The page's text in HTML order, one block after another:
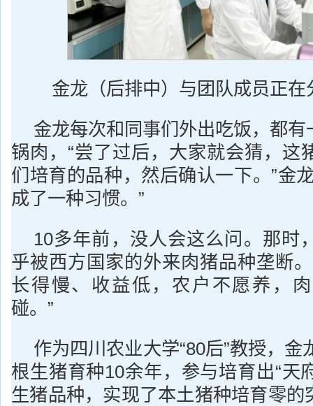
金龙（后排中）与团队成员正在
金龙每次和同事们外出吃饭，都
锅肉，“尝了过后，大家就会猜，这
们培育的品种，然后确认一下。”金
成了一种习惯。”
10多年前，没人会这么问。那时
乎被西方国家的外来肉猪品种垄断
长得慢、收益低，农户不愿养，
碰。”
作为四川农业大学“80后”教授，金
根生猪育种10余年，参与培育出“天
生猪品种，实现了本土猪种培育零的